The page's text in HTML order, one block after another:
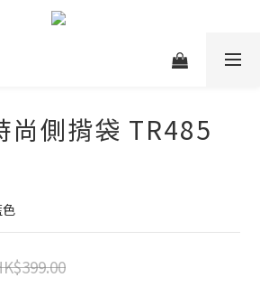
尚側揹袋 TR485